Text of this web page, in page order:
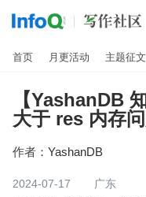
首页 月更活动 主题征文
【YashanDB
大于 res 内存
作者： YashanDB
2024-07-17
广东